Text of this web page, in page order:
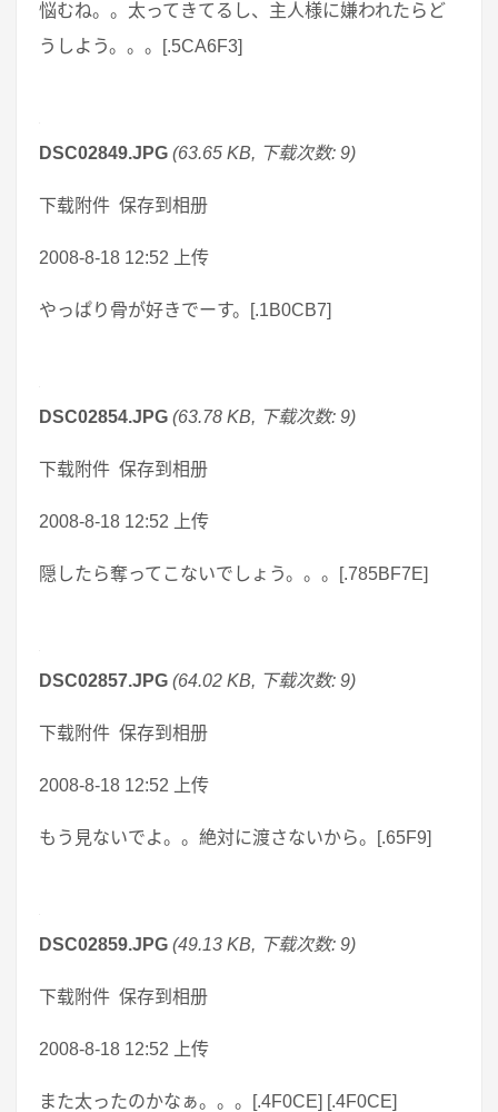
悩むね。。太ってきてるし、主人様に嫌われたらど
うしよう。。。[.5CA6F3]
DSC02849.JPG (63.65 KB, 下载次数: 9)
下载附件 保存到相册
2008-8-18 12:52 上传
やっぱり骨が好きでーす。[.1B0CB7]
DSC02854.JPG (63.78 KB, 下载次数: 9)
下载附件 保存到相册
2008-8-18 12:52 上传
隠したら奪ってこないでしょう。。。[.785BF7E]
DSC02857.JPG (64.02 KB, 下载次数: 9)
下载附件 保存到相册
2008-8-18 12:52 上传
もう見ないでよ。。絶対に渡さないから。[.65F9]
DSC02859.JPG (49.13 KB, 下载次数: 9)
下载附件 保存到相册
2008-8-18 12:52 上传
また太ったのかなぁ。。。[.4F0CE] [.4F0CE]